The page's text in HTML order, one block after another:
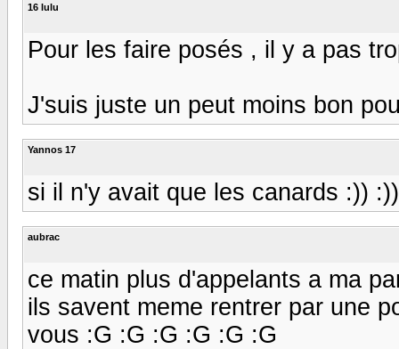
16 lulu
Pour les faire posés , il y a pas
J'suis juste un peut moins bon
Yannos 17
si il n'y avait que les canards :))
aubrac
ce matin plus d'appelants a ma
ils savent meme rentrer par une
vous :G :G :G :G :G :G